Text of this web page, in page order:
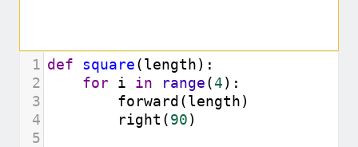
1 def square(length):
2
for i in range(4):
3
forward (length)
4
right (90)
5